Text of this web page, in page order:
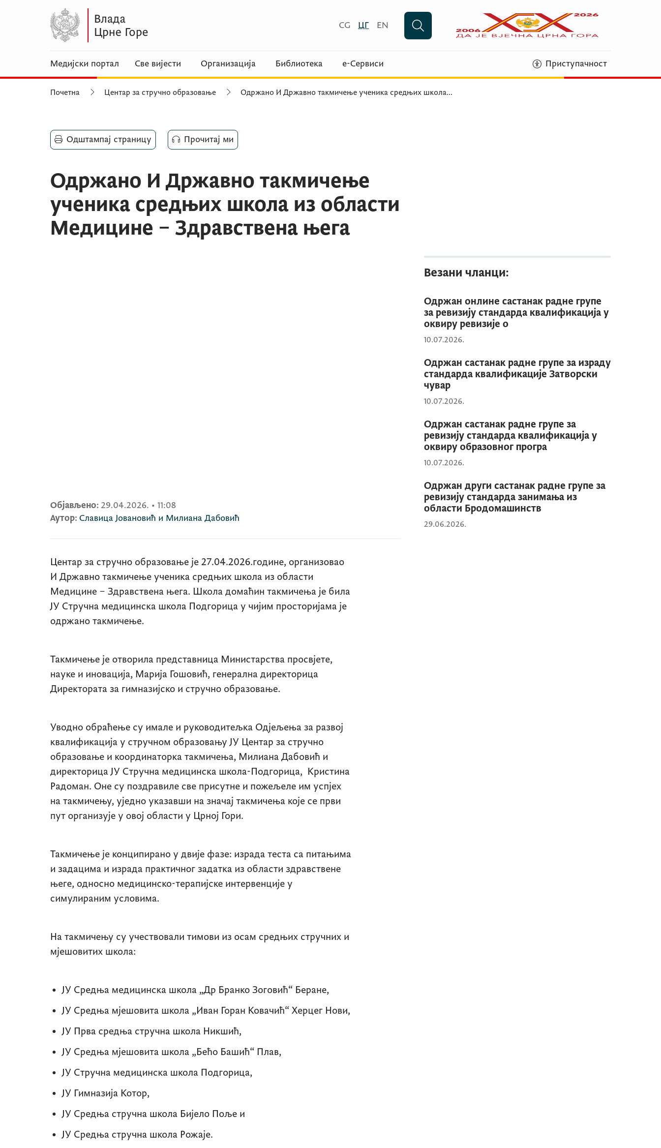
CG ЦГ EN
Медијски портал Све вијести Организација Библиотека е-Сервиси Приступачност
Почетна Центар за стручно образовање Одржано И Државно такмичење ученика средњих школа...
Одштампај страницу Прочитај ми
Одржано И Државно такмичење
ученика средњих школа из области
Медицине – Здравствена њега
Објављено: 29.04.2026. • 11:08
Аутор: Славица Јовановић и Милиана Дабовић
Центар за стручно образовање је 27.04.2026.године, организовао
И Државно такмичење ученика средњих школа из области
Медицине – Здравствена њега. Школа домаћин такмичења је била
ЈУ Стручна медицинска школа Подгорица у чијим просторијама је
одржано такмичење.
Такмичење је отворила представница Министарства просвјете,
науке и иновација, Марија Гошовић, генерална директорица
Директората за гимназијско и стручно образовање.
Уводно обраћење су имале и руководитељка Одјељења за развој
квалификација у стручном образовању ЈУ Центар за стручно
образовање и координаторка такмичења, Милиана Дабовић и
директорица ЈУ Стручна медицинска школа-Подгорица, Кристина
Радоман. Оне су поздравиле све присутне и пожељеле им успјех
на такмичењу, уједно указавши на значај такмичења које се први
пут организује у овој области у Црној Гори.
Такмичење је конципирано у двије фазе: израда теста са питањима
и задацима и израда практичног задатка из области здравствене
његе, односно медицинско-терапијске интервенције у
симулираним условима.
На такмичењу су учествовали тимови из осам средњих стручних и
мјешовитих школа:
ЈУ Средња медицинска школа „Др Бранко Зоговић“ Беране,
ЈУ Средња мјешовита школа „Иван Горан Ковачић“ Херцег Нови,
ЈУ Прва средња стручна школа Никшић,
ЈУ Средња мјешовита школа „Бећо Башић“ Плав,
ЈУ Стручна медицинска школа Подгорица,
ЈУ Гимназија Котор,
ЈУ Средња стручна школа Бијело Поље и
ЈУ Средња стручна школа Рожаје.
Везани чланци:
Одржан онлине састанак радне групе
за ревизију стандарда квалификација у
оквиру ревизије о
10.07.2026.
Одржан састанак радне групе за израду
стандарда квалификације Затворски
чувар
10.07.2026.
Одржан састанак радне групе за
ревизију стандарда квалификација у
оквиру образовног програ
10.07.2026.
Одржан други састанак радне групе за
ревизију стандарда занимања из
области Бродомашинств
29.06.2026.